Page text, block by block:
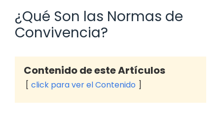
¿Qué Son las Normas de
Convivencia?
Contenido de este Artículos
click para ver el Contenido